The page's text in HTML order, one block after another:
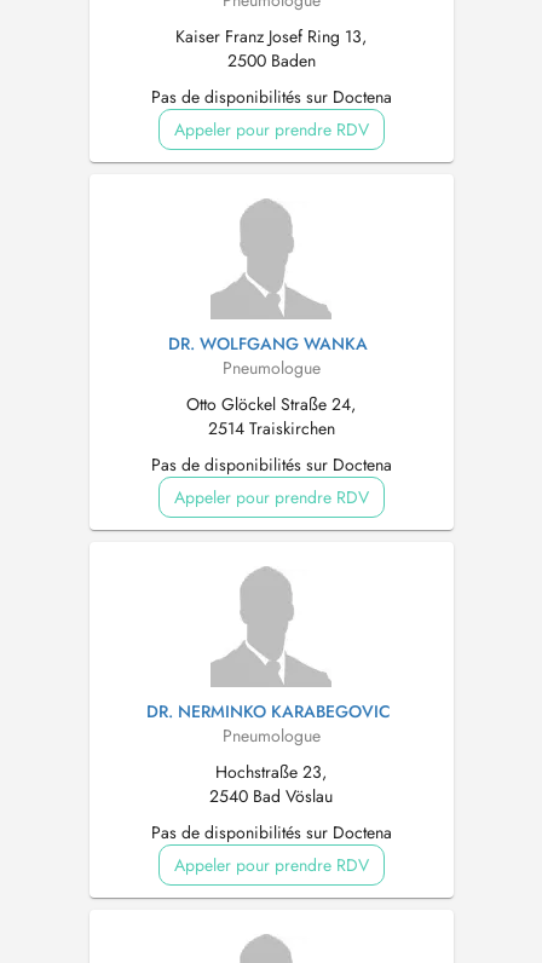
Kaiser Franz Josef Ring 13,
2500 Baden
Pas de disponibilités sur Doctena
Appeler pour prendre RDV
DR. WOLFGANG WANKA
Pneumologue
Otto Glöckel Straße 24,
2514 Traiskirchen
Pas de disponibilités sur Doctena
Appeler pour prendre RDV
DR. NERMINKO KARABEGOVIC
Pneumologue
Hochstraße 23,
2540 Bad Vöslau
Pas de disponibilités sur Doctena
Appeler pour prendre RDV